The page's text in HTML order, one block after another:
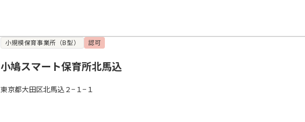
小規模保育事業所（B型） 認可
小鳩スマート保育所北馬込
東京都大田区北馬込２−１−１